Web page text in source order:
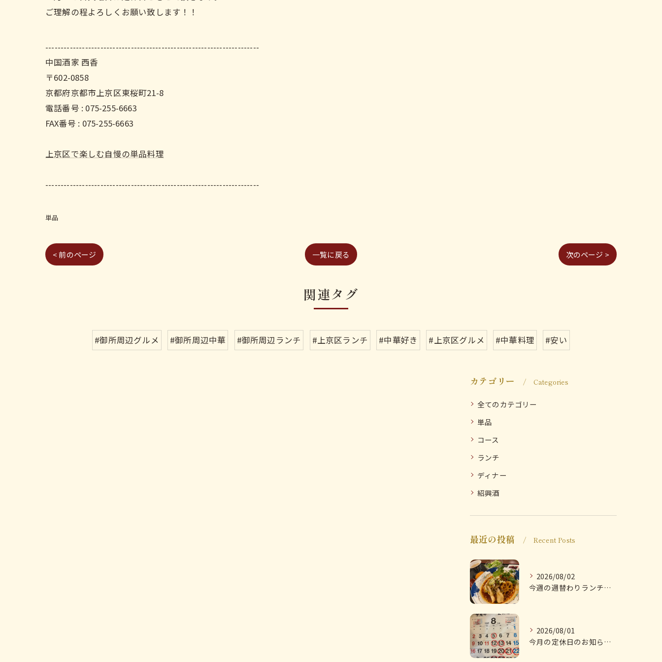
ご理解の程よろしくお願い致します！！
----------------------------------------------------------------------
中国酒家 西香
〒602-0858
京都府京都市上京区東桜町21-8
電話番号 : 075-255-6663
FAX番号 : 075-255-6663
上京区で楽しむ自慢の単品料理
----------------------------------------------------------------------
単品
< 前のページ 一覧に戻る 次のページ >
関連タグ
#御所周辺グルメ #御所周辺中華 #御所周辺ランチ #上京区ランチ #中華好き #上京区グルメ #中華料理 #安い
カテゴリー Categories
全てのカテゴリー
単品
コース
ランチ
ディナー
紹興酒
最近の投稿 Recent Posts
2026/08/02
今週の週替わりランチのご紹介です
2026/08/01
今月の定休日のお知らせです